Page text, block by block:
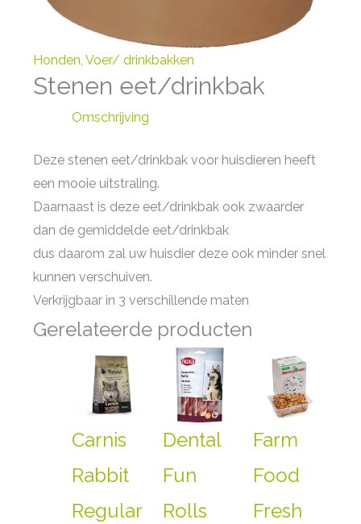
Honden, Voer/ drinkbakken
Stenen eet/drinkbak
Omschrijving
Deze stenen eet/drinkbak voor huisdieren heeft
een mooie uitstraling.
Daarnaast is deze eet/drinkbak ook zwaarder
dan de gemiddelde eet/drinkbak
dus daarom zal uw huisdier deze ook minder snel
kunnen verschuiven.
Verkrijgbaar in 3 verschillende maten
Gerelateerde producten
Carnis
Rabbit
Regular
Dental
Fun
Rolls
Farm
Food
Fresh